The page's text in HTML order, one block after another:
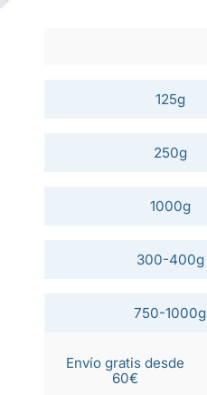
125g
250g
1000g
300-400g
750-1000g
Envío gratis desde
60€